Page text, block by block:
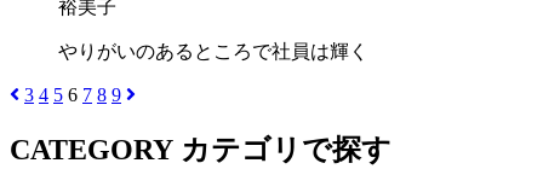
裕美子
やりがいのあるところで社員は輝く
3 4 5 6 7 8 9
CATEGORY カテゴリで探す